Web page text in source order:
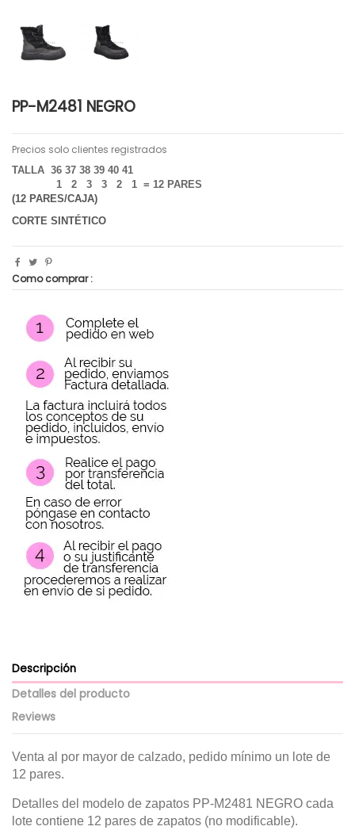
PP-M2481 NEGRO
Precios solo clientes registrados
TALLA 36 37 38 39 40 41
1 2 3 3 2 1 = 12 PARES
(12 PARES/CAJA)
CORTE SINTÉTICO
Como comprar :
Descripción
Detalles del producto
Reviews
Venta al por mayor de calzado, pedido mínimo un lote de
12 pares.
Detalles del modelo de zapatos PP-M2481 NEGRO cada
lote contiene 12 pares de zapatos (no modificable).